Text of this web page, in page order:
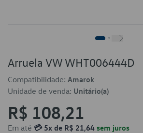
Arruela VW WHT006444D
Compatibilidade: Amarok
Unidade de venda: Unitário(a)
R$ 108,21
Em até 💳 5x de R$ 21,64 sem juros